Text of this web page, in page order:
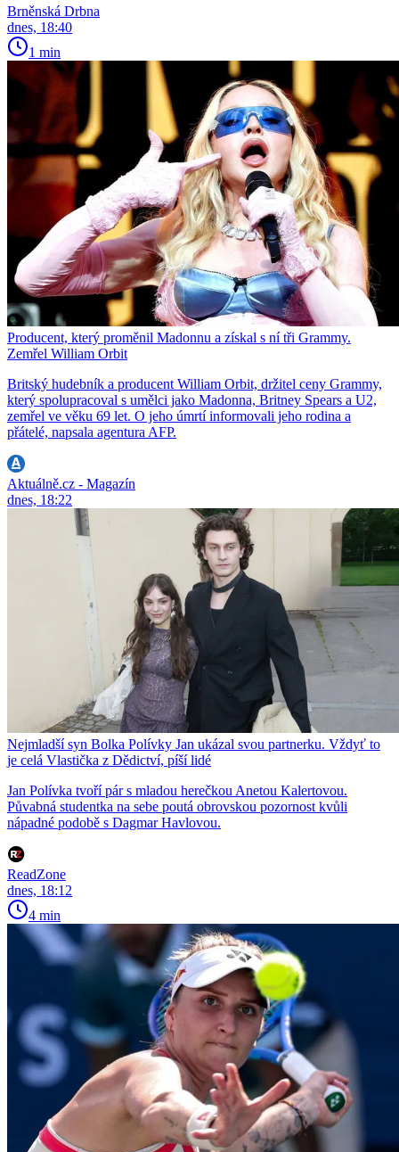
Brněnská Drbna
dnes, 18:40
1 min
Producent, který proměnil Madonnu a získal s ní tři Grammy.
Zemřel William Orbit
Britský hudebník a producent William Orbit, držitel ceny Grammy,
který spolupracoval s umělci jako Madonna, Britney Spears a U2,
zemřel ve věku 69 let. O jeho úmrtí informovali jeho rodina a
přátelé, napsala agentura AFP.
Aktuálně.cz - Magazín
dnes, 18:22
Nejmladší syn Bolka Polívky Jan ukázal svou partnerku. Vždyť to
je celá Vlastička z Dědictví, píší lidé
Jan Polívka tvoří pár s mladou herečkou Anetou Kalertovou.
Půvabná studentka na sebe poutá obrovskou pozornost kvůli
nápadné podobě s Dagmar Havlovou.
ReadZone
dnes, 18:12
4 min